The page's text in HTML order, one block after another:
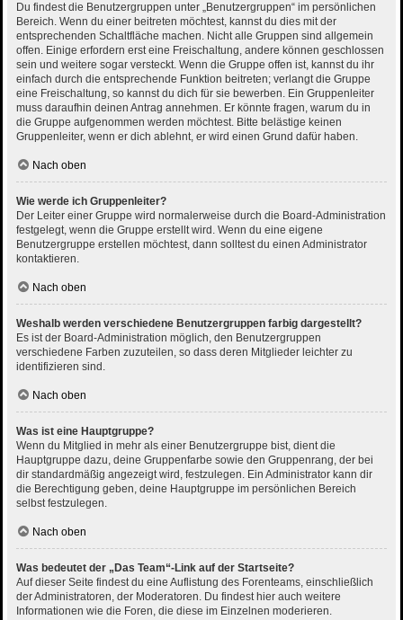
Du findest die Benutzergruppen unter „Benutzergruppen“ im persönlichen
Bereich. Wenn du einer beitreten möchtest, kannst du dies mit der
entsprechenden Schaltfläche machen. Nicht alle Gruppen sind allgemein
offen. Einige erfordern erst eine Freischaltung, andere können geschlossen
sein und weitere sogar versteckt. Wenn die Gruppe offen ist, kannst du ihr
einfach durch die entsprechende Funktion beitreten; verlangt die Gruppe
eine Freischaltung, so kannst du dich für sie bewerben. Ein Gruppenleiter
muss daraufhin deinen Antrag annehmen. Er könnte fragen, warum du in
die Gruppe aufgenommen werden möchtest. Bitte belästige keinen
Gruppenleiter, wenn er dich ablehnt, er wird einen Grund dafür haben.
Nach oben
Wie werde ich Gruppenleiter?
Der Leiter einer Gruppe wird normalerweise durch die Board-Administration
festgelegt, wenn die Gruppe erstellt wird. Wenn du eine eigene
Benutzergruppe erstellen möchtest, dann solltest du einen Administrator
kontaktieren.
Nach oben
Weshalb werden verschiedene Benutzergruppen farbig dargestellt?
Es ist der Board-Administration möglich, den Benutzergruppen
verschiedene Farben zuzuteilen, so dass deren Mitglieder leichter zu
identifizieren sind.
Nach oben
Was ist eine Hauptgruppe?
Wenn du Mitglied in mehr als einer Benutzergruppe bist, dient die
Hauptgruppe dazu, deine Gruppenfarbe sowie den Gruppenrang, der bei
dir standardmäßig angezeigt wird, festzulegen. Ein Administrator kann dir
die Berechtigung geben, deine Hauptgruppe im persönlichen Bereich
selbst festzulegen.
Nach oben
Was bedeutet der „Das Team“-Link auf der Startseite?
Auf dieser Seite findest du eine Auflistung des Forenteams, einschließlich
der Administratoren, der Moderatoren. Du findest hier auch weitere
Informationen wie die Foren, die diese im Einzelnen moderieren.